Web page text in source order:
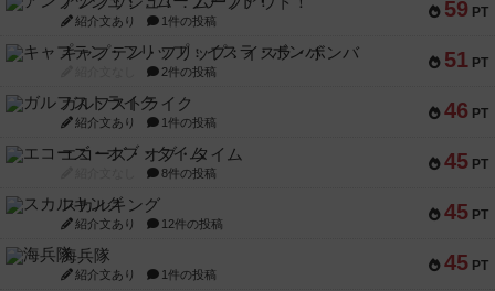
59 PT
紹介文あり 1件の投稿
51 PT
キャプテン・フリップ：イスラ・ボンバ
2件の投稿
46 PT
ガルフストライク
紹介文あり 1件の投稿
45 PT
エコーズ・オブ・タイム
8件の投稿
45 PT
スカルキング
紹介文あり 12件の投稿
45 PT
海兵隊
紹介文あり 1件の投稿